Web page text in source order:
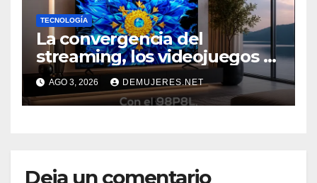
TECNOLOGÍA
La convergencia del
streaming, los videojuegos y
el deporte impulsa una
nueva era de televisores
AGO 3, 2026 DEMUJERES.NET
Deja un comentario